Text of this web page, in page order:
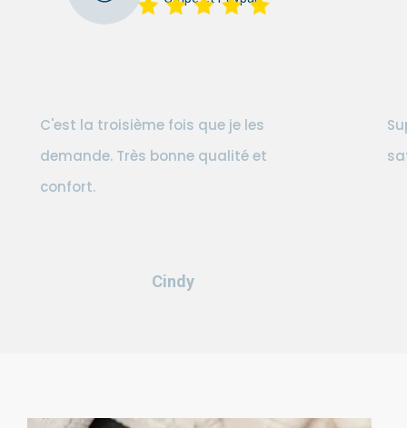
C'est la troisième fois que je les
demande. Très bonne qualité et
confort.
Cindy